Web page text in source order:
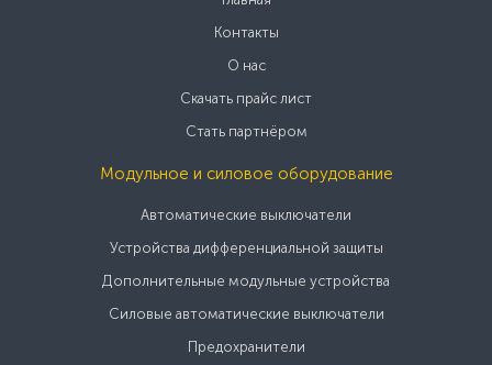
Контакты
О нас
Скачать прайс лист
Стать партнёром
Модульное и силовое оборудование
Автоматические выключатели
Устройства дифференциальной защиты
Дополнительные модульные устройства
Силовые автоматические выключатели
Предохранители